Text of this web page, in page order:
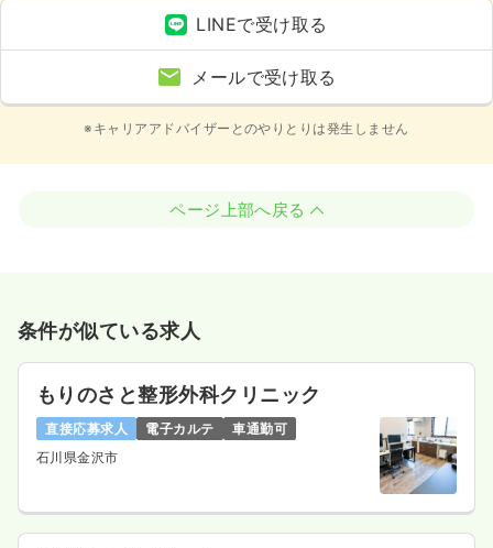
LINEで受け取る
メールで受け取る
※キャリアアドバイザーとのやりとりは発生しません
ページ上部へ戻る
条件が似ている求人
もりのさと整形外科クリニック
直接応募求人 電子カルテ
車通勤可
石川県金沢市